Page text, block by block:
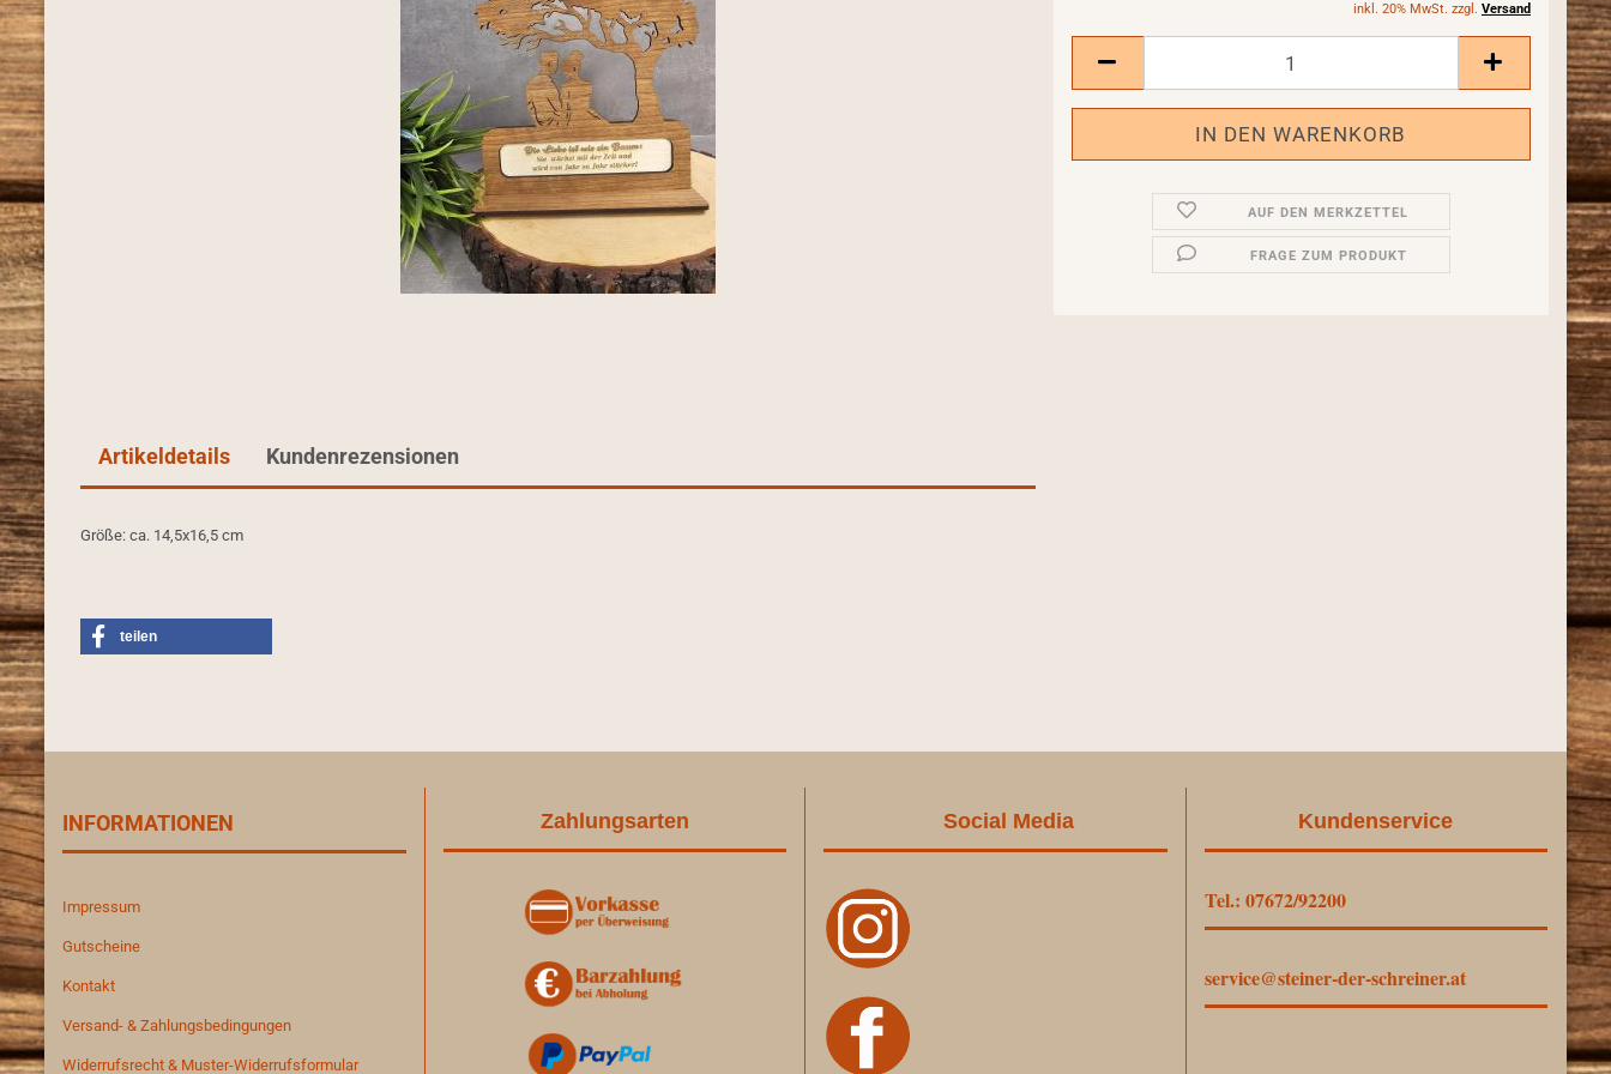
inkl. 20% MwSt. zzgl. Versand
AUF DEN MERKZETTEL
FRAGE ZUM PRODUKT
Artikeldetails Kundenrezensionen
Größe: ca. 14,5x16,5 cm
teilen
INFORMATIONEN
Impressum
Gutscheine
Kontakt
Versand- & Zahlungsbedingungen
Widerrufsrecht & Muster-Widerrufsformular
Zahlungsarten Social Media Kundenservice
Tel.: 07672/92200
service@steiner-der-schreiner.at